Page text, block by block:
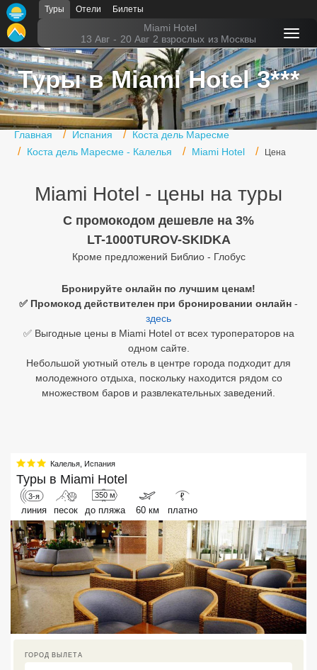
Туры Отели Билеты
Miami Hotel
13 Авг - 20 Авг 2 взрослых из Москвы
Туры в Miami Hotel 3***
Главная Испания
Коста дель Маресме
Коста дель Маресме - Калелья
Miami Hotel Цена
Miami Hotel - цены на туры
C промокодом дешевле на 3%
LT-1000TUROV-SKIDKA
Кроме предложений Библио - Глобус
Бронируйте онлайн по лучшим ценам!
✅ Промокод действителен при бронировании онлайн -
здесь
✅ Выгодные цены в Miami Hotel от всех туроператоров на
одном сайте.
Небольшой уютный отель в центре города подходит для
молодежного отдыха, поскольку находится рядом со
множеством баров и развлекательных заведений.
Калелья, Испания
Туры в Miami Hotel
3-я
линия песок
350 м
до пляжа 60 км
₽
платно
ГОРОД ВЫЛЕТА
Главная
Горящие туры
Туры в Турцию
Туры в Египет
Помощь
Подборки отелей
Вьетнам
Хайнань
Северный Гоа
Южный Гоа
Занзибар
Абхазия
Большой Сочи
Кав Мин Воды